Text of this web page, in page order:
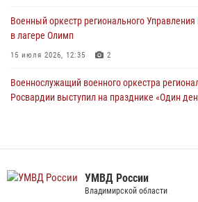
в лагере Олимп
15 июля 2026, 12:35
Военный оркестр регионального
в лагере Олимп
15 июля 2026, 12:35 2
Военнослужащий военного оркестра
Росвардии выступил на празднике «Один
деятельность массажного салона, в котором
УМВД России
Владимирской области